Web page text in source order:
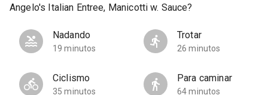
Angelo's Italian Entree, Manicotti w. Sauce?
Nadando
19 minutos
Trotar
26 minutos
Ciclismo
35 minutos
Para caminar
64 minutos